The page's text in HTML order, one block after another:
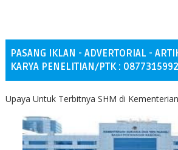
PASANG IKLAN - ADVERTORIAL -
KARYA PENELITIAN/PTK :
Upaya Untuk Terbitnya SHM di